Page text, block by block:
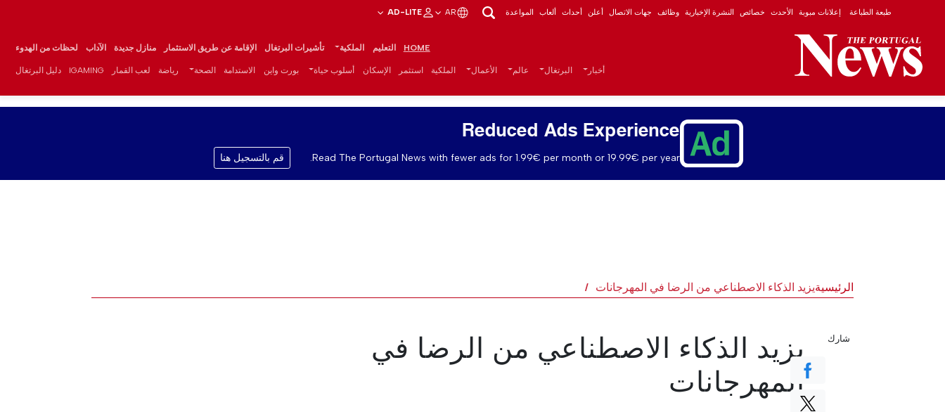
طبعة الطباعة إعلانات مبوبة الأحدث خصائص النشرة الإخبارية وظائف جهات الاتصال أعلن أحداث ألعاب المواعدة AR
AD-LITE
HOME التعليم الملكية تأشيرات البرتغال الإقامة عن طريق الاستثمار منازل جديدة الآداب لحظات من الهدوء
أخبار البرتغال عالم الأعمال الملكية استثمر الإسكان أسلوب حياة بورت واين الاستدامة الصحة رياضة لعب القمار IGAMING دليل البرتغال
Reduced Ads Experience
Read The Portugal News with fewer ads for 1.99€ per month or 19.99€ per year. قم بالتسجيل هنا
الرئيسيةيزيد الذكاء الاصطناعي من الرضا في المهرجانات
يزيد الذكاء الاصطناعي من الرضا في
المهرجانات
شارك